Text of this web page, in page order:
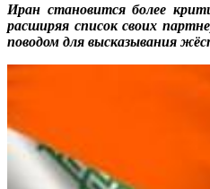
Иран становится более
расширяя список своих
поводом для высказывания